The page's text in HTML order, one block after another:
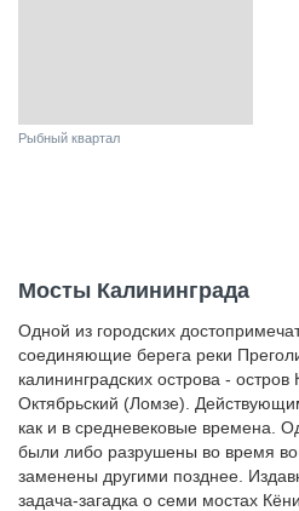
Рыбный квартал
Мосты Калининграда
Одной из городских
соединяющие берега реки
калининградских острова -
Октябрьский (Ломзе).
как и в средневековые времена.
были либо разрушены во время
заменены другими позднее.
задача-загадка о семи мостах